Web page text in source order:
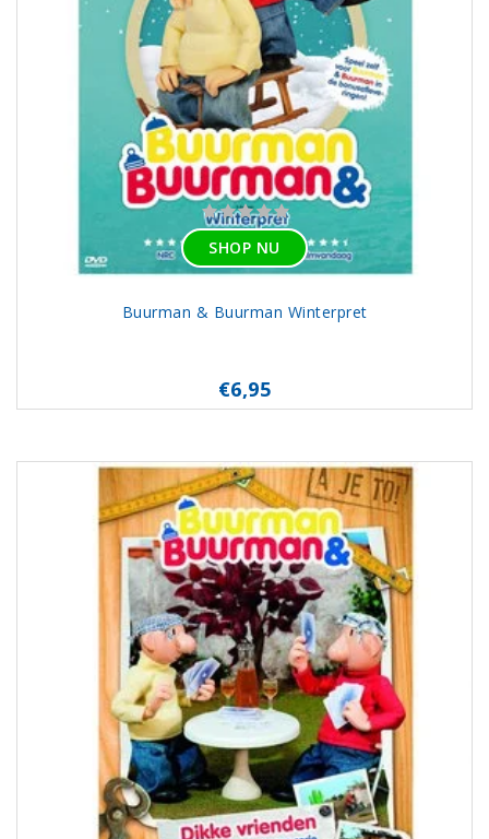
SHOP NU
Buurman & Buurman Winterpret
€6,95